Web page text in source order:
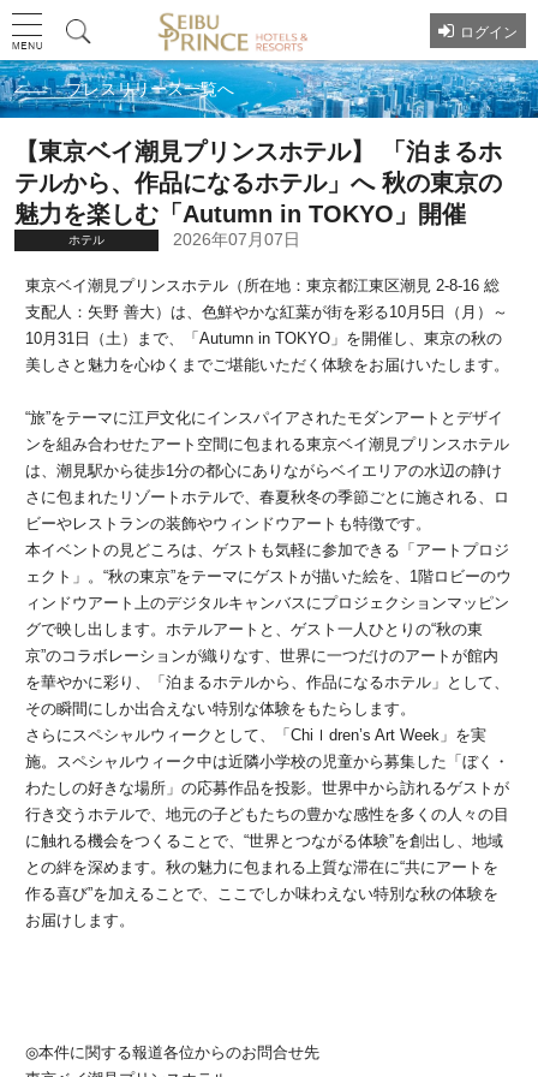
ログイン
プレスリリース一覧へ
【東京ベイ潮見プリンスホテル】 「泊まるホ
テルから、作品になるホテル」へ 秋の東京の
魅力を楽しむ「Autumn in TOKYO」開催
ホテル 2026年07月07日
東京ベイ潮見プリンスホテル（所在地：東京都江東区潮見 2-8-16 総
支配人：矢野 善大）は、色鮮やかな紅葉が街を彩る10月5日（月）～
10月31日（土）まで、「Autumn in TOKYO」を開催し、東京の秋の
美しさと魅力を心ゆくまでご堪能いただく体験をお届けいたします。
“旅”をテーマに江戸文化にインスパイアされたモダンアートとデザイ
ンを組み合わせたアート空間に包まれる東京ベイ潮見プリンスホテル
は、潮見駅から徒歩1分の都心にありながらベイエリアの水辺の静け
さに包まれたリゾートホテルで、春夏秋冬の季節ごとに施される、ロ
ビーやレストランの装飾やウィンドウアートも特徴です。
本イベントの見どころは、ゲストも気軽に参加できる「アートプロジ
ェクト」。“秋の東京”をテーマにゲストが描いた絵を、1階ロビーのウ
ィンドウアート上のデジタルキャンバスにプロジェクションマッピン
グで映し出します。ホテルアートと、ゲスト一人ひとりの“秋の東
京”のコラボレーションが織りなす、世界に一つだけのアートが館内
を華やかに彩り、「泊まるホテルから、作品になるホテル」として、
その瞬間にしか出合えない特別な体験をもたらします。
さらにスペシャルウィークとして、「Chiｌdren’s Art Week」を実
施。スペシャルウィーク中は近隣小学校の児童から募集した「ぼく・
わたしの好きな場所」の応募作品を投影。世界中から訪れるゲストが
行き交うホテルで、地元の子どもたちの豊かな感性を多くの人々の目
に触れる機会をつくることで、“世界とつながる体験”を創出し、地域
との絆を深めます。秋の魅力に包まれる上質な滞在に“共にアートを
作る喜び”を加えることで、ここでしか味わえない特別な秋の体験を
お届けします。
◎本件に関する報道各位からのお問合せ先